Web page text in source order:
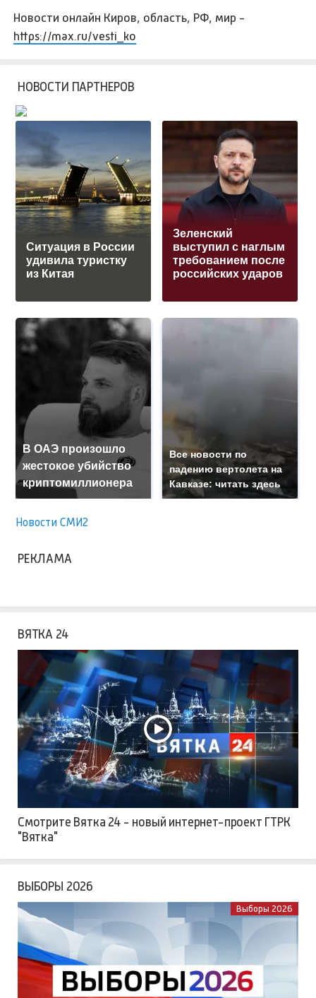
Новости онлайн Киров, область, РФ, мир -
https://max.ru/vesti_ko
НОВОСТИ ПАРТНЕРОВ
Ситуация в России
удивила туристку
из Китая
Зеленский
выступил с наглым
требованием после
российских ударов
В ОАЭ произошло
жестокое убийство
криптомиллионера
Все новости по
падению вертолета на
Кавказе: читать здесь
Новости СМИ2
РЕКЛАМА
ВЯТКА 24
Смотрите Вятка 24 - новый интернет-проект ГТРК
"Вятка"
ВЫБОРЫ 2026
Выборы 2026